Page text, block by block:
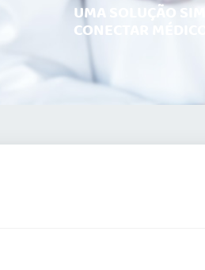
UMA SOLUÇÃO
CONECTAR